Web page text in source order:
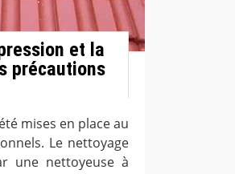
et la
précautions
mises en place au
Le nettoyage
une nettoyeuse à